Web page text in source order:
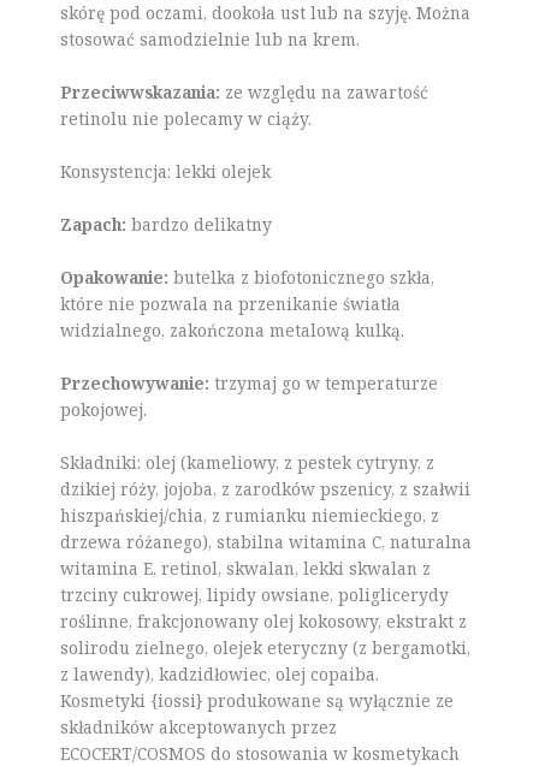
skórę pod oczami, dookoła ust lub na szyję. Można
stosować samodzielnie lub na krem.
Przeciwwskazania: ze względu na zawartość
retinolu nie polecamy w ciąży.
Konsystencja: lekki olejek
Zapach: bardzo delikatny
Opakowanie: butelka z biofotonicznego szkła,
które nie pozwala na przenikanie światła
widzialnego, zakończona metalową kulką.
Przechowywanie: trzymaj go w temperaturze
pokojowej.
Składniki: olej (kameliowy, z pestek cytryny, z
dzikiej róży, jojoba, z zarodków pszenicy, z szałwii
hiszpańskiej/chia, z rumianku niemieckiego, z
drzewa różanego), stabilna witamina C, naturalna
witamina E, retinol, skwalan, lekki skwalan z
trzciny cukrowej, lipidy owsiane, poliglicerydy
roślinne, frakcjonowany olej kokosowy, ekstrakt z
solirodu zielnego, olejek eteryczny (z bergamotki,
z lawendy), kadzidłowiec, olej copaiba.
Kosmetyki {iossi} produkowane są wyłącznie ze
składników akceptowanych przez
ECOCERT/COSMOS do stosowania w kosmetykach